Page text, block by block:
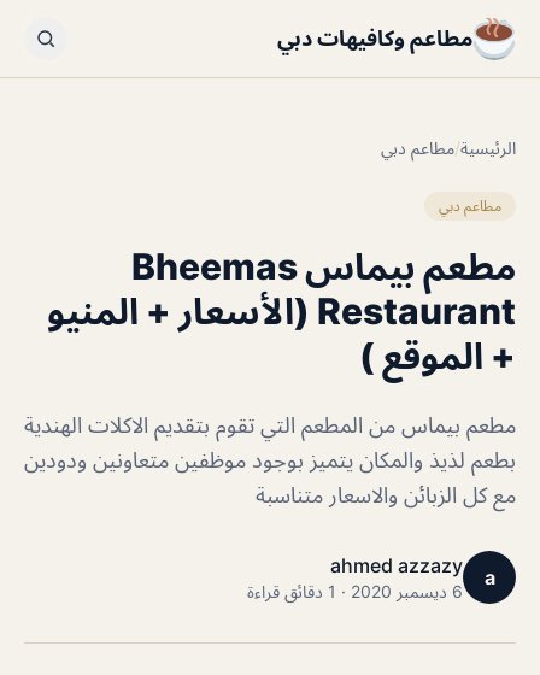
مطاعم وكافيهات دبي
الرئيسية/مطاعم دبي
مطاعم دبي
مطعم بيماس Bheemas
Restaurant (الأسعار + المنيو
+ الموقع )
مطعم بيماس من المطعم التي تقوم بتقديم الاكلات الهندية
بطعم لذيذ والمكان يتميز بوجود موظفين متعاونين ودودين
مع كل الزبائن والاسعار متناسبة
a
ahmed azzazy
6 ديسمبر 2020 · 1 دقائق قراءة